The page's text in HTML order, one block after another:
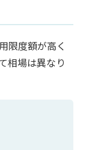
限度額が高く
相場は異なり